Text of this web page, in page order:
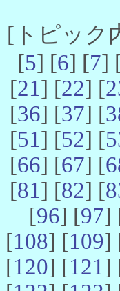
[トピック
[5] [6] [7]
[21] [22] [
[36] [37] [
[51] [52] [
[66] [67] [
[81] [82] [
[96] [97]
[108] [109]
[120] [121]